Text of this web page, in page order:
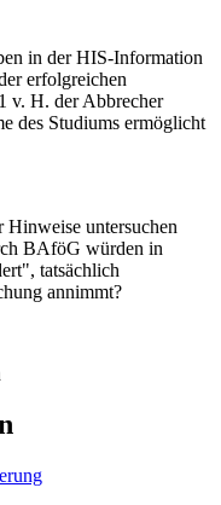
in der HIS-Information
erfolgreichen
v. H. der Abbrecher
des Studiums ermöglicht
Hinweise untersuchen
BAföG würden in
tatsächlich
annimmt?